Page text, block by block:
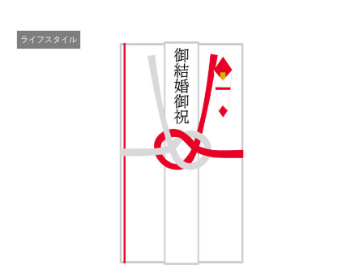
ライフスタイル